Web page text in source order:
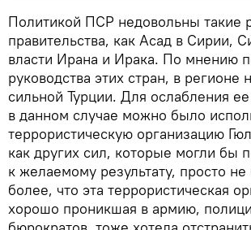
Политикой ПСР недовольны такие
правительства, как Асад в Сирии,
власти Ирана и Ирака. По мнению
руководства этих стран, в
сильной Турции. Для ослабления
в данном случае можно было
террористическую организацию
как других сил, которые могли бы
к желаемому результату, просто
более, что эта террористическая
хорошо проникшая в армию,